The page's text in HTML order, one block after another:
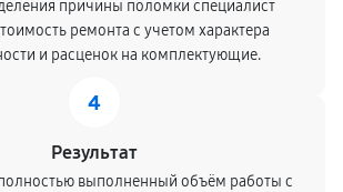
причины поломки специалист
ремонта с учетом характера
и расценок на комплектующие.
4
Результат
выполненный объём работы с